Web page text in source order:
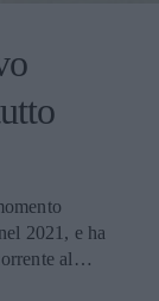
2021, e ha
al